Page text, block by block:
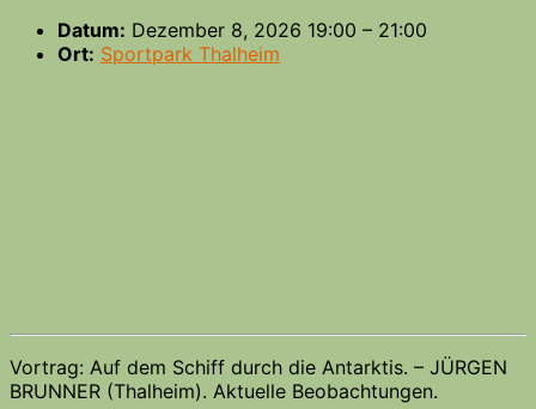
Datum: Dezember 8, 2026 19:00 – 21:00
Ort: Sportpark Thalheim
Vortrag: Auf dem Schiff durch die Antarktis. – JÜRGEN
BRUNNER (Thalheim). Aktuelle Beobachtungen.